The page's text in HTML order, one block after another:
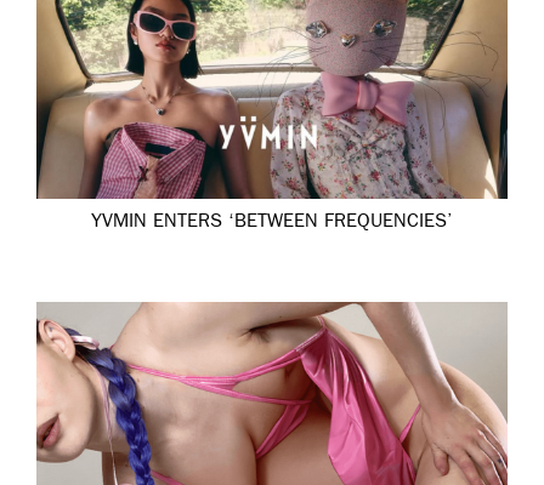
YVMIN ENTERS ‘BETWEEN FREQUENCIES’